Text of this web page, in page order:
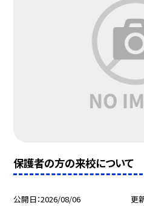
保護者の方の来校について
公開日 2026/08/06 更